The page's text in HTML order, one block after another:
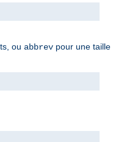
ou abbrev pour une taille